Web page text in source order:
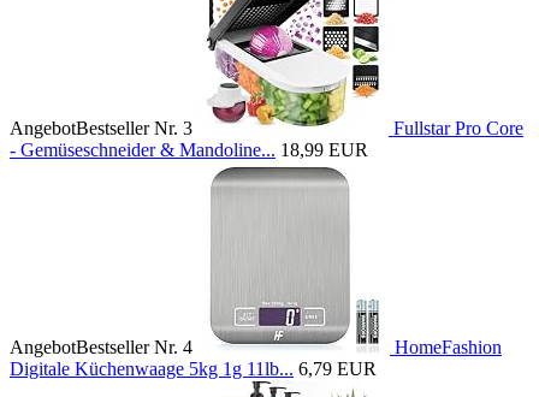
AngebotBestseller Nr. 3
Fullstar Pro Core
- Gemüseschneider & Mandoline... 18,99 EUR
AngebotBestseller Nr. 4
HomeFashion
Digitale Küchenwaage 5kg 1g 11lb... 6,79 EUR